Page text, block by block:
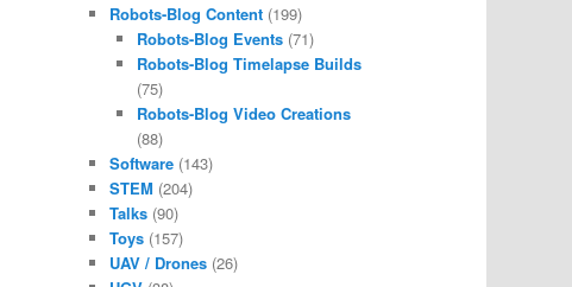
Robots-Blog Content (199)
Robots-Blog Events(71)
Robots-Blog Timelapse Builds
(75)
Robots-Blog Video Creations
(88)
Software (143)
STEM (204)
Talks (90)
Toys (157)
UAV / Drones (26)